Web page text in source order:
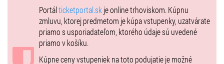
REALIZAČNÝ TÍM
Preklad: Ľubomír Feldek, Martin Hilský
Réžia: Michal Vajdička
Scéna: Pavol Andraško
Portálticketportal.sk je online trhoviskom. Kúpnu
zmluvu, ktorej predmetom je kúpa vstupenky, uzatvárate
priamo s usporiadateľom, ktorého údaje sú uvedené
priamo v košíku.
Kúpne ceny vstupeniek na toto podujatie je možné